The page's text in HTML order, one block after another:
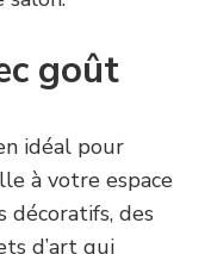
goût
idéal pour
à votre espace
décoratifs, des
d’art qui